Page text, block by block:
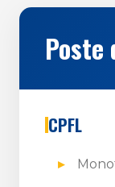
Poste
CPFL